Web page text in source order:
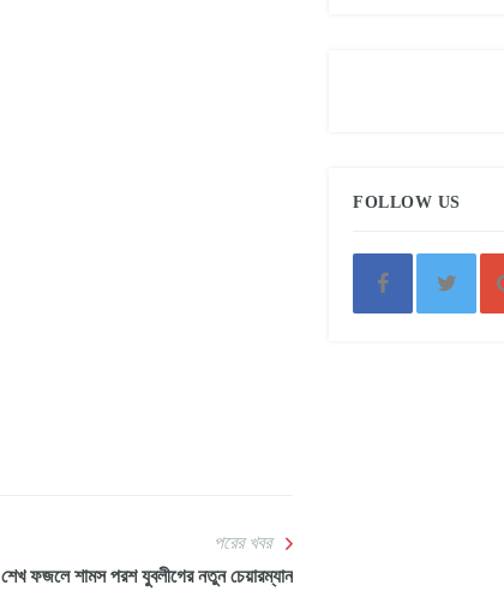
পরের খবর
শেখ ফজলে শামস পরশ যুবলীগের নতুন চেয়ারম্যান
FOLLOW US